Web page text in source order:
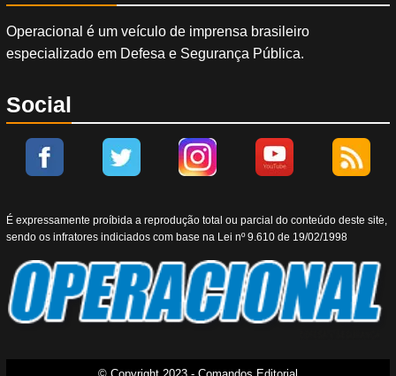
Operacional é um veículo de imprensa brasileiro
especializado em Defesa e Segurança Pública.
Social
É expressamente proíbida a reprodução total ou parcial do conteúdo deste site,
sendo os infratores indiciados com base na Lei nº 9.610 de 19/02/1998